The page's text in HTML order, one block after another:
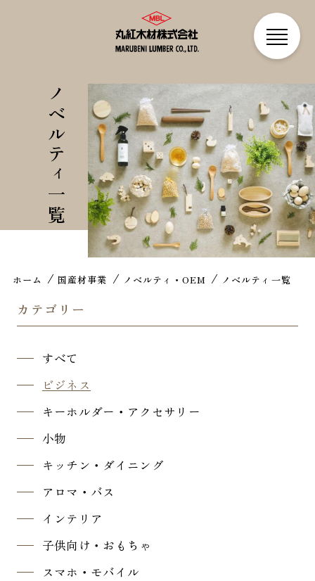
ノベルティ一覧
ホーム 国産材事業 ノベルティ・OEM ノベルティ一覧
カテゴリー
すべて
ビジネス
キーホルダー・アクセサリー
小物
キッチン・ダイニング
アロマ・バス
インテリア
子供向け・おもちゃ
スマホ・モバイル